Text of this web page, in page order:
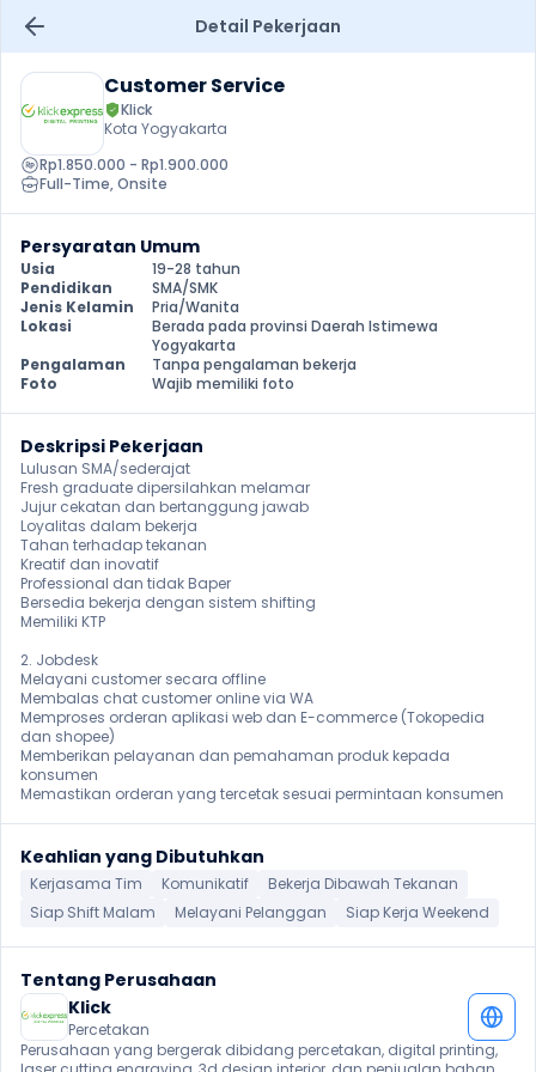
Detail Pekerjaan
Customer Service
Klick
Kota Yogyakarta
Rp1.850.000 - Rp1.900.000
Full-Time, Onsite
Persyaratan Umum
Usia
19-28 tahun
Pendidikan
SMA/SMK
Jenis Kelamin
Pria/Wanita
Lokasi
Berada pada provinsi Daerah Istimewa
Yogyakarta
Pengalaman
Tanpa pengalaman bekerja
Foto
Wajib memiliki foto
Deskripsi Pekerjaan
Lulusan SMA/sederajat
Fresh graduate dipersilahkan melamar
Jujur cekatan dan bertanggung jawab
Loyalitas dalam bekerja
Tahan terhadap tekanan
Kreatif dan inovatif
Professional dan tidak Baper
Bersedia bekerja dengan sistem shifting
Memiliki KTP
2. Jobdesk
Melayani customer secara offline
Membalas chat customer online via WA
Memproses orderan aplikasi web dan E-commerce (Tokopedia
dan shopee)
Memberikan pelayanan dan pemahaman produk kepada
konsumen
Memastikan orderan yang tercetak sesuai permintaan konsumen
Keahlian yang Dibutuhkan
Kerjasama Tim Komunikatif
Bekerja Dibawah Tekanan
Siap Shift Malam
Melayani Pelanggan Siap Kerja Weekend
Tentang Perusahaan
Klick
Percetakan
Perusahaan yang bergerak dibidang percetakan, digital printing,